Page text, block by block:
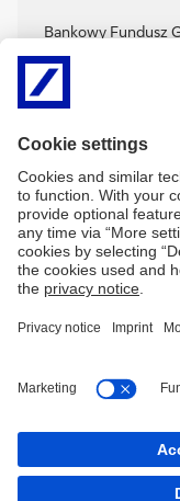
Bankowy Fundusz
Firmy windykacyjne
Dobre praktyki
PDFLista podmiotów
Imprint Nota
Mapa serwisu